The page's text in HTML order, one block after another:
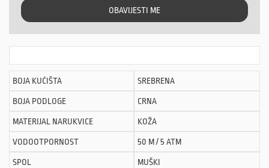
OBAVIJESTI ME
BOJA KUĆIŠTA SREBRENA
BOJA PODLOGE CRNA
MATERIJAL NARUKVICE KOŽA
VODOOTPORNOST 50 M / 5 ATM
SPOL MUŠKI